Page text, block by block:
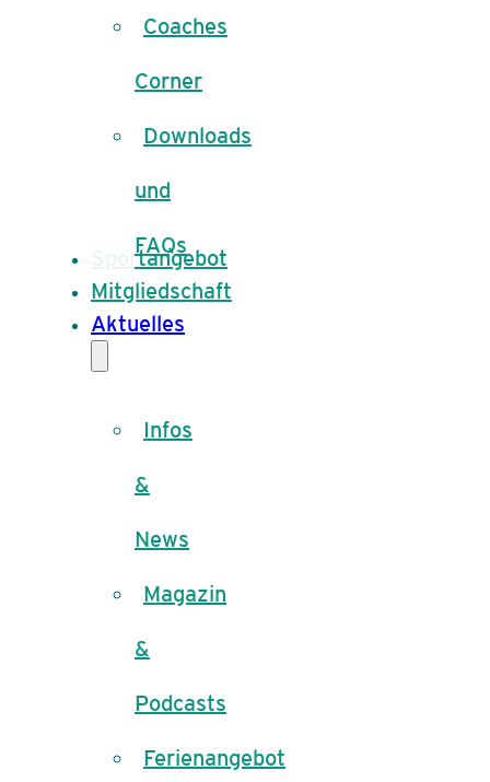
Coaches
Corner
Downloads
und
FAQs
Sportangebot
Mitgliedschaft
Aktuelles
Infos
&
News
Magazin
&
Podcasts
Ferienangebot